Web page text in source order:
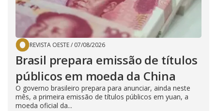
REVISTA OESTE/ 07/08/2026
Brasil prepara emissão de títulos
públicos em moeda da China
O governo brasileiro prepara para anunciar, ainda neste
mês, a primeira emissão de títulos públicos em yuan, a
moeda oficial da...